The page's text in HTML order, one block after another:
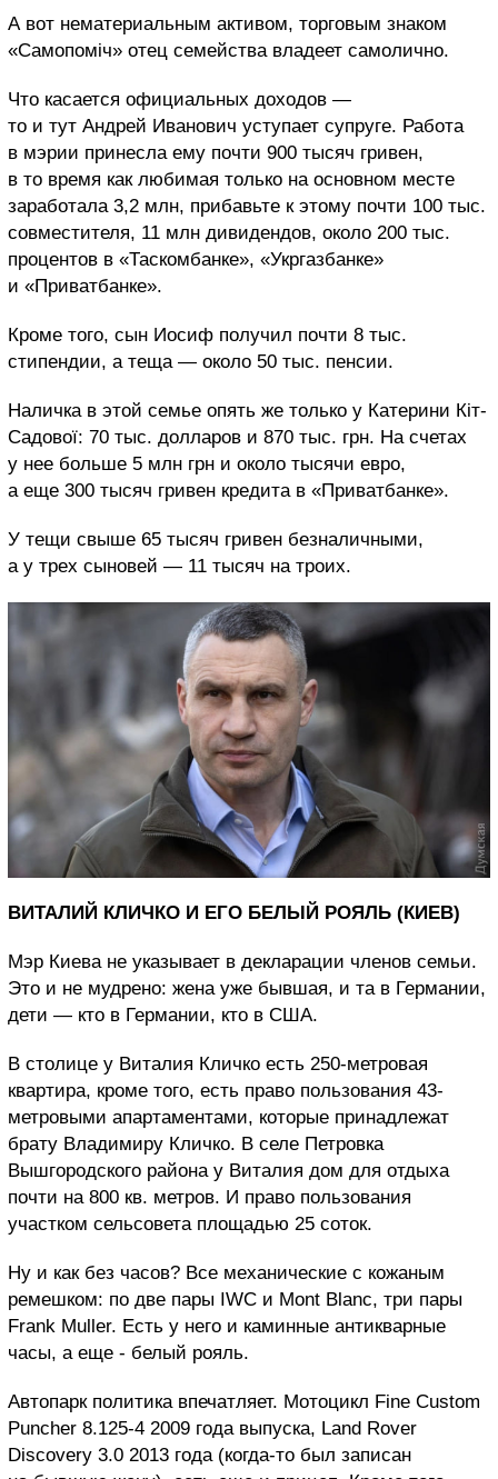
А вот нематериальным активом, торговым знаком
«Самопоміч» отец семейства владеет самолично.
Что касается официальных доходов —
то и тут Андрей Иванович уступает супруге. Работа
в мэрии принесла ему почти 900 тысяч гривен,
в то время как любимая только на основном месте
заработала 3,2 млн, прибавьте к этому почти 100 тыс.
совместителя, 11 млн дивидендов, около 200 тыс.
процентов в «Таскомбанке», «Укргазбанке»
и «Приватбанке».
Кроме того, сын Иосиф получил почти 8 тыс.
стипендии, а теща — около 50 тыс. пенсии.
Наличка в этой семье опять же только у Катерини Кіт-
Садової: 70 тыс. долларов и 870 тыс. грн. На счетах
у нее больше 5 млн грн и около тысячи евро,
а еще 300 тысяч гривен кредита в «Приватбанке».
У тещи свыше 65 тысяч гривен безналичными,
а у трех сыновей — 11 тысяч на троих.
ВИТАЛИЙ КЛИЧКО И ЕГО БЕЛЫЙ РОЯЛЬ (КИЕВ)
Мэр Киева не указывает в декларации членов семьи.
Это и не мудрено: жена уже бывшая, и та в Германии,
дети — кто в Германии, кто в США.
В столице у Виталия Кличко есть 250-метровая
квартира, кроме того, есть право пользования 43-
метровыми апартаментами, которые принадлежат
брату Владимиру Кличко. В селе Петровка
Вышгородского района у Виталия дом для отдыха
почти на 800 кв. метров. И право пользования
участком сельсовета площадью 25 соток.
Ну и как без часов? Все механические с кожаным
ремешком: по две пары IWC и Mont Blanc, три пары
Frank Muller. Есть у него и каминные антикварные
часы, а еще - белый рояль.
Автопарк политика впечатляет. Мотоцикл Fine Custom
Puncher 8.125-4 2009 года выпуска, Land Rover
Discovery 3.0 2013 года (когда-то был записан